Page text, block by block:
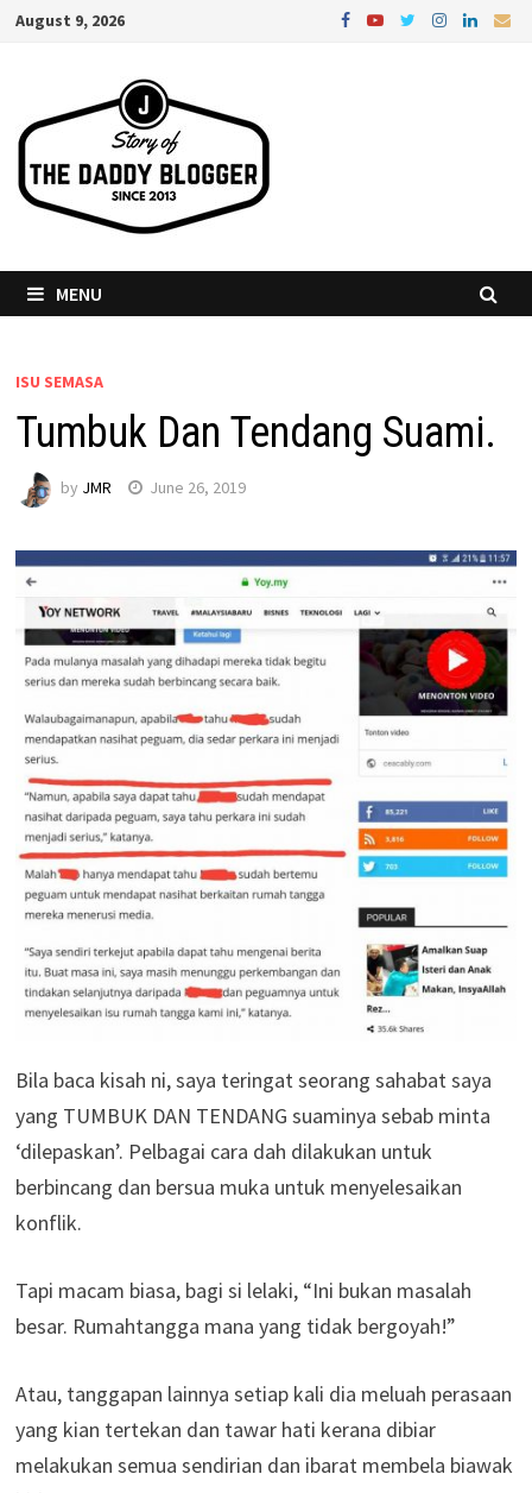
SkipAugust 9, 2026
MENU
ISU SEMASA
Tumbuk Dan Tendang Suami.
by JMR June 26, 2019
Bila baca kisah ni, saya teringat seorang sahabat saya
yang TUMBUK DAN TENDANG suaminya sebab minta
‘dilepaskan’. Pelbagai cara dah dilakukan untuk
berbincang dan bersua muka untuk menyelesaikan
konflik.
Tapi macam biasa, bagi si lelaki, “Ini bukan masalah
besar. Rumahtangga mana yang tidak bergoyah!”
Atau, tanggapan lainnya setiap kali dia meluah perasaan
yang kian tertekan dan tawar hati kerana dibiar
melakukan semua sendirian dan ibarat membela biawak